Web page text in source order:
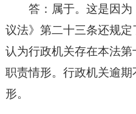
答：属于。这是因为
议法》第二十三条还规
认为行政机关存在本法
职责情形。行政机关逾
形。